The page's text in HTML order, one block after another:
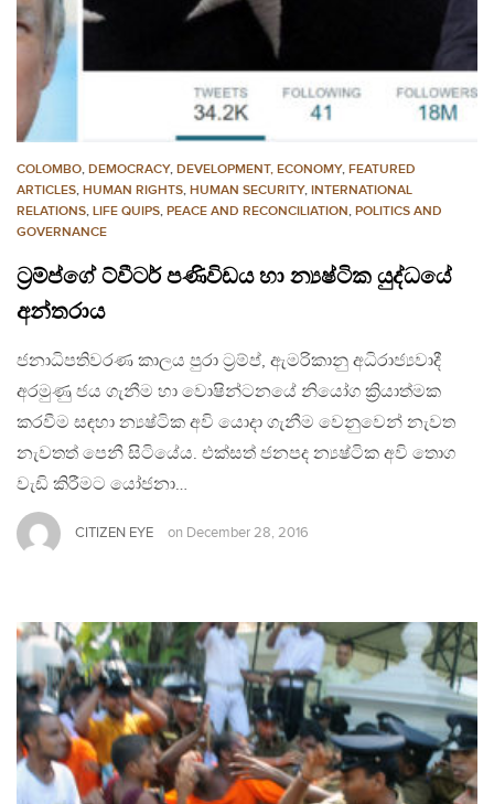
COLOMBO, DEMOCRACY, DEVELOPMENT, ECONOMY, FEATURED
ARTICLES, HUMAN RIGHTS, HUMAN SECURITY, INTERNATIONAL
RELATIONS, LIFE QUIPS, PEACE AND RECONCILIATION, POLITICS AND
GOVERNANCE
ට‍්‍රම්ප්ගේ ට්වීටර් පණිවිඩය හා න්‍යෂ්ටික යුද්ධයේ
අන්තරාය
ජනාධිපතිවරණ කාලය පුරා ට‍්‍රම්ප්, ඇමරිකානු අධිරාජ්‍යවාදී
අරමුණු ජය ගැනීම හා වොෂින්ටනයේ නියෝග ක්‍රියාත්මක
කරවීම සඳහා න්‍යෂ්ටික අවි යොදා ගැනීම වෙනුවෙන් නැවත
නැවතත් පෙනී සිටියේය. එක්සත් ජනපද න්‍යෂ්ටික අවි තොග
වැඩි කිරීමට යෝජනා…
CITIZEN EYE on December 28, 2016